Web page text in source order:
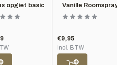
opgiet basic Vanille
€9,95
Incl. BTW